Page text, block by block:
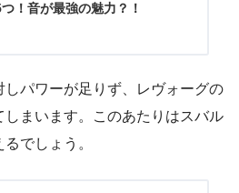
！音が最強の魅力？！
しパワーが足りず、レヴォーグの
まいます。このあたりはスバル
でしょう。